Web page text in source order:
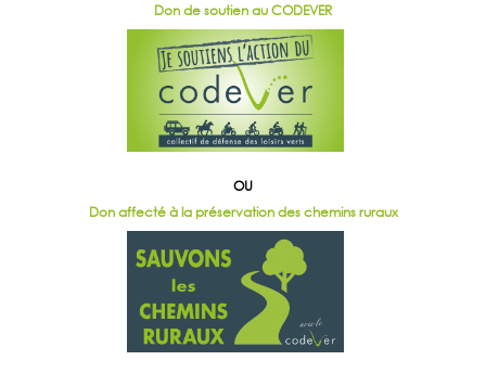
Don de soutien au CODEVER
OU
Don affecté à la préservation des chemins ruraux